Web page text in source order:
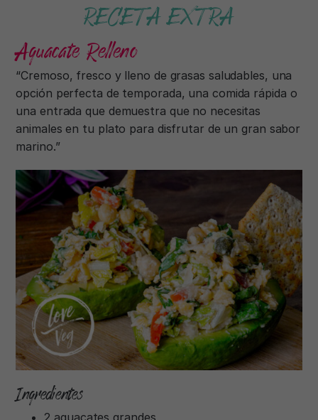
RECETA EXTRA
Aguacate Relleno
“Cremoso, fresco y lleno de grasas saludables, una
opción perfecta de temporada, una comida rápida o
una entrada que demuestra que no necesitas
animales en tu plato para disfrutar de un gran sabor
marino.”
Ingredientes